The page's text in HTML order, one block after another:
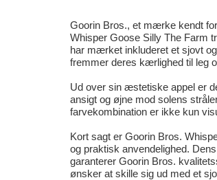
Goorin Bros., et mærke kendt
Whisper Goose Silly The Farm
har mærket inkluderet et sjovt
fremmer deres kærlighed til leg
Ud over sin æstetiske appel er
ansigt og øjne mod solens
farvekombination er ikke kun
Kort sagt er Goorin Bros.
og praktisk anvendelighed.
garanterer Goorin Bros.
ønsker at skille sig ud med et